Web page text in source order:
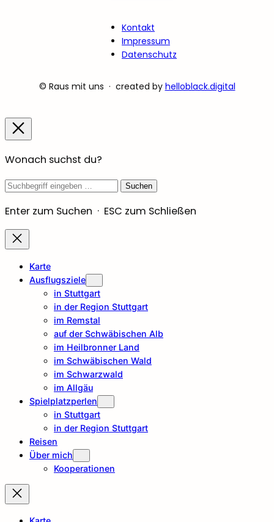
Kontakt
Impressum
Datenschutz
© Raus mit uns · created by helloblack.digital
Wonach suchst du?
Suchbegriff
Suchen
Enter zum Suchen · ESC zum Schließen
Karte
Ausflugsziele
in Stuttgart
in der Region Stuttgart
im Remstal
auf der Schwäbischen Alb
im Heilbronner Land
im Schwäbischen Wald
im Schwarzwald
im Allgäu
Spielplatzperlen
in Stuttgart
in der Region Stuttgart
Reisen
Über mich
Kooperationen